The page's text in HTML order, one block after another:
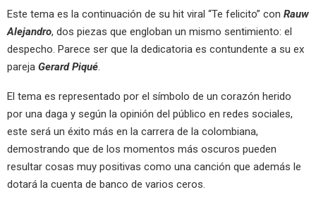
Este tema es la continuación de su hit viral “Te felicito” con Rauw
Alejandro, dos piezas que engloban un mismo sentimiento: el
despecho. Parece ser que la dedicatoria es contundente a su ex
pareja Gerard Piqué.
El tema es representado por el símbolo de un corazón herido
por una daga y según la opinión del público en redes sociales,
este será un éxito más en la carrera de la colombiana,
demostrando que de los momentos más oscuros pueden
resultar cosas muy positivas como una canción que además le
dotará la cuenta de banco de varios ceros.